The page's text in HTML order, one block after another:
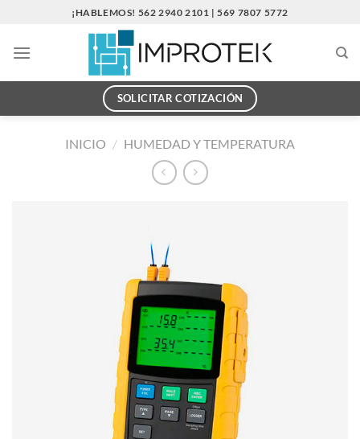
contenido
¡HABLEMOS! 562 2940 2101 | 569 7807 5772
SOLICITAR COTIZACIÓN
INICIO / HUMEDAD Y TEMPERATURA